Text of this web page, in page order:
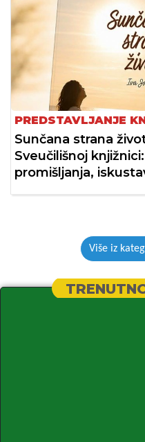
PREDSTAVLJANJE
Sunčana strana
Sveučilišnoj
promišljanja,
Više iz